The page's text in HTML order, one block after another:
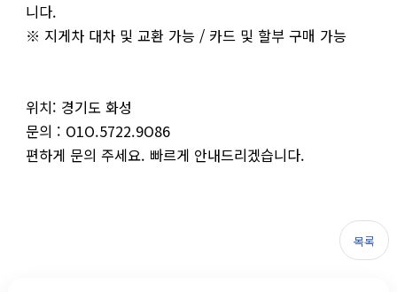
니다.
※ 지게차 대차 및 교환 가능 / 카드 및 할부 구매 가능
위치: 경기도 화성
문의 : O1O.5722.9O86
편하게 문의 주세요. 빠르게 안내드리겠습니다.
목록